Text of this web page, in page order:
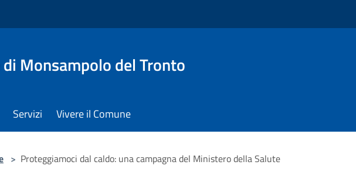
di Monsampolo del Tronto
Servizi Vivere il Comune
> Proteggiamoci dal caldo: una campagna del Ministero della Salute